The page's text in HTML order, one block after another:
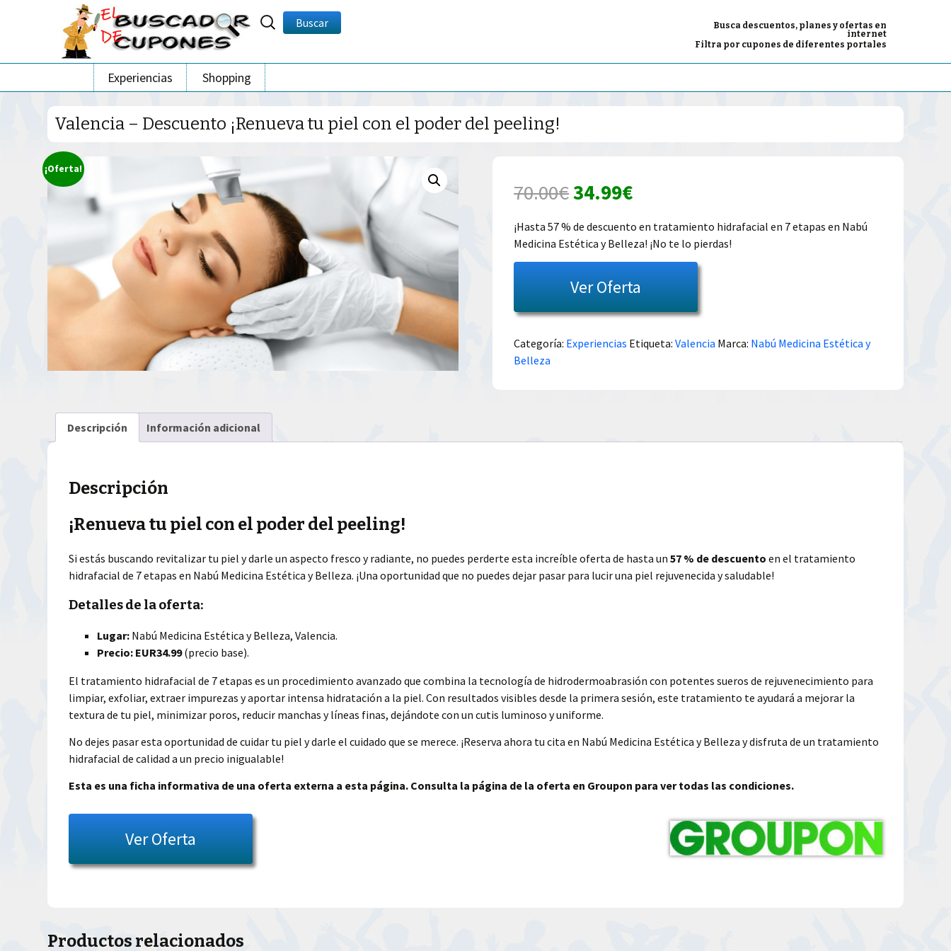
Busca descuentos, planes y ofertas en
internet
Filtra por cupones de diferentes portales
Buscar
por:
Buscar
Ir
al
contenido
Experiencias Shopping
Valencia – Descuento ¡Renueva tu piel con el poder del peeling!
¡Oferta!
70.00€El
precio
original
era:
70.00€.
34.99€El
precio
actual
es:
34.99€.
¡Hasta 57 % de descuento en tratamiento hidrafacial en 7 etapas en Nabú
Medicina Estética y Belleza! ¡No te lo pierdas!
Ver Oferta
Categoría: Experiencias Etiqueta:Valencia Marca: Nabú Medicina Estética y
Belleza
Descripción Información adicional
Descripción
¡Renueva tu piel con el poder del peeling!
Si estás buscando revitalizar tu piel y darle un aspecto fresco y radiante, no puedes perderte esta increíble oferta de hasta un57 % de descuento en el tratamiento
hidrafacial de 7 etapas en Nabú Medicina Estética y Belleza. ¡Una oportunidad que no puedes dejar pasar para lucir una piel rejuvenecida y saludable!
Detalles de la oferta:
Lugar: Nabú Medicina Estética y Belleza, Valencia.
Precio: EUR34.99(precio base).
El tratamiento hidrafacial de 7 etapas es un procedimiento avanzado que combina la tecnología de hidrodermoabrasión con potentes sueros de rejuvenecimiento para
limpiar, exfoliar, extraer impurezas y aportar intensa hidratación a la piel. Con resultados visibles desde la primera sesión, este tratamiento te ayudará a mejorar la
textura de tu piel, minimizar poros, reducir manchas y líneas finas, dejándote con un cutis luminoso y uniforme.
No dejes pasar esta oportunidad de cuidar tu piel y darle el cuidado que se merece. ¡Reserva ahora tu cita en Nabú Medicina Estética y Belleza y disfruta de un tratamiento
hidrafacial de calidad a un precio inigualable!
Esta es una ficha informativa de una oferta externa a esta página. Consulta la página de la oferta en Groupon para ver todas las condiciones.
Ver Oferta
Productos relacionados